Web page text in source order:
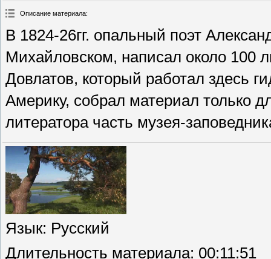
Описание материала:
В 1824-26гг. опальный поэт
Михайловском, написал около 100
Довлатов, который работал здесь
Америку, собрал материал только
литератора часть музея-
Язык: Русский
Длительность материала: 00:11:51